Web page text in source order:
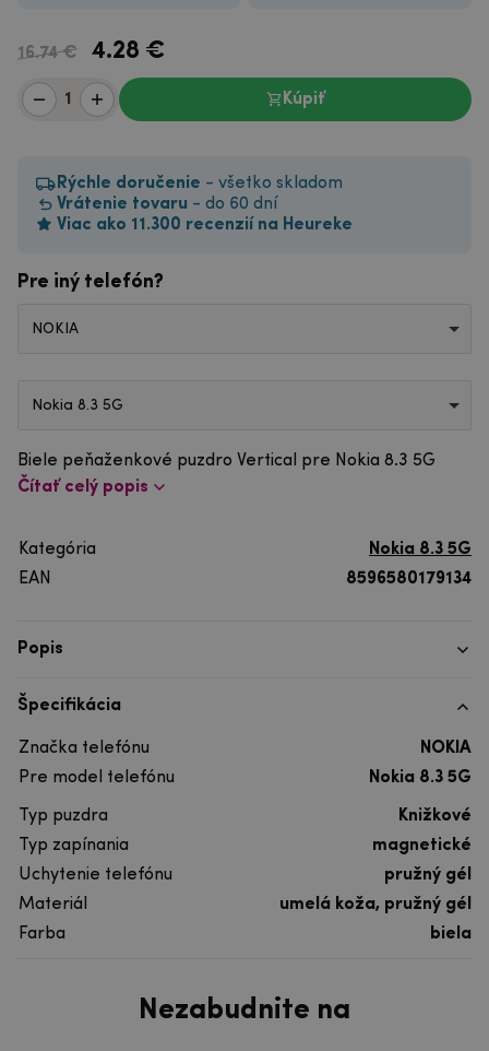
16.74 € 4.28 €
Kúpiť
Rýchle doručenie - všetko skladom
Vrátenie tovaru - do 60 dní
Viac ako 11.300 recenzií na Heureke
Pre iný telefón?
NOKIA
Nokia 8.3 5G
Biele peňaženkové puzdro Vertical pre Nokia 8.3 5G
Čítať celý popis
Kategória
Nokia 8.3 5G
EAN
8596580179134
Popis
Špecifikácia
Značka telefónu
NOKIA
Pre model telefónu
Nokia 8.3 5G
Typ puzdra
Knižkové
Typ zapínania
magnetické
Uchytenie telefónu
pružný gél
Materiál
umelá koža, pružný gél
Farba
biela
Nezabudnite na